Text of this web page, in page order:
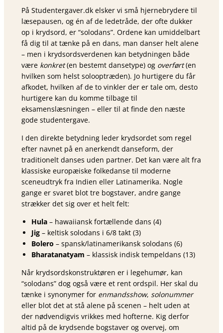
På Studentergaver.dk elsker vi små hjernebrydere til
læsepausen, og én af de ledetråde, der ofte dukker
op i krydsord, er “solodans”. Ordene kan umiddelbart
få dig til at tænke på en dans, man danser helt alene
– men i krydsordsverdenen kan betydningen både
være konkret(en bestemt dansetype) og overført(en
hvilken som helst solooptræden). Jo hurtigere du får
afkodet, hvilken af de to vinkler der er tale om, desto
hurtigere kan du komme tilbage til
eksamenslæsningen – eller til at finde den næste
gode studentergave.
I den direkte betydning leder krydsordet som regel
efter navnet på en anerkendt danseform, der
traditionelt danses uden partner. Det kan være alt fra
klassiske europæiske folkedan­se til moderne
sceneudtryk fra Indien eller Latinamerika. Nogle
gange er svaret blot tre bogstaver, andre gange
strækker det sig over et helt felt:
Hula – hawaiiansk fortællende dans (4)
Jig – keltisk solodans i 6/8 takt (3)
Bolero – spansk/latinamerikansk solodans (6)
Bharatanatyam – klassisk indisk tempeldans (13)
Når krydsordskonstruktøren er i legehumør, kan
“solodans” dog også være et rent ordspil. Her skal du
tænke i synonymer for enmandsshow, solonummer
eller blot det at stå alene på scenen – helt uden at
der nødvendigvis vrikkes med hofterne. Kig derfor
altid på de krydsende bogstaver og overvej, om